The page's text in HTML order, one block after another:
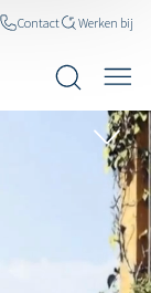
Contact Werken bij